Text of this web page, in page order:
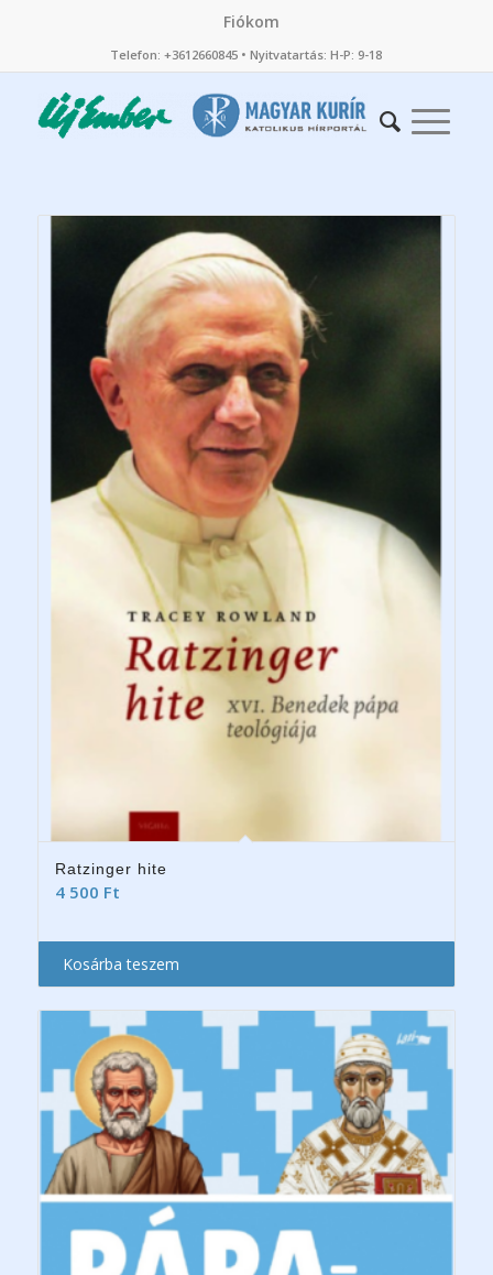
Fiókom
Telefon: +3612660845 • Nyitvatartás: H-P: 9-18
Ratzinger hite
4 500 Ft
Kosárba teszem